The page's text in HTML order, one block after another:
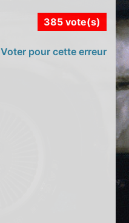
385 vote(s)
Voter pour cette erreur